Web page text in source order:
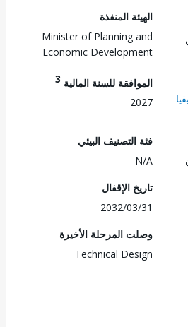
الهيئة المنفذة
Minister of Planning and
Economic Development
الموافقة للسنة المالية3
2027
فئة التصنيف البيئي
N/A
تاريخ الإقفال
2032/03/31
وصلت المرحلة الأخيرة
Technical Design